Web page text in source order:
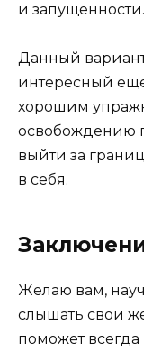
и запущенности.
Данный
интересный
хорошим
освобождению
выйти за
в себя.
Желаю вам,
слышать свои
поможет